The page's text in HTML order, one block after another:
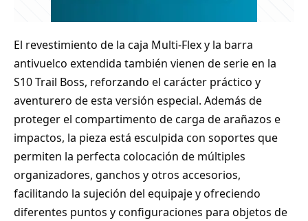
El revestimiento de la caja Multi-Flex y la barra
antivuelco extendida también vienen de serie en la
S10 Trail Boss, reforzando el carácter práctico y
aventurero de esta versión especial. Además de
proteger el compartimento de carga de arañazos e
impactos, la pieza está esculpida con soportes que
permiten la perfecta colocación de múltiples
organizadores, ganchos y otros accesorios,
facilitando la sujeción del equipaje y ofreciendo
diferentes puntos y configuraciones para objetos de